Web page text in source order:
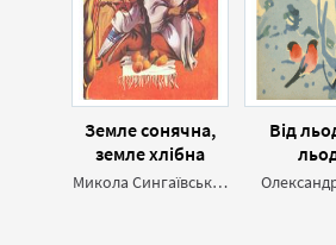
Земле сонячна,
земле хлібна
Микола Сингаївський
Від